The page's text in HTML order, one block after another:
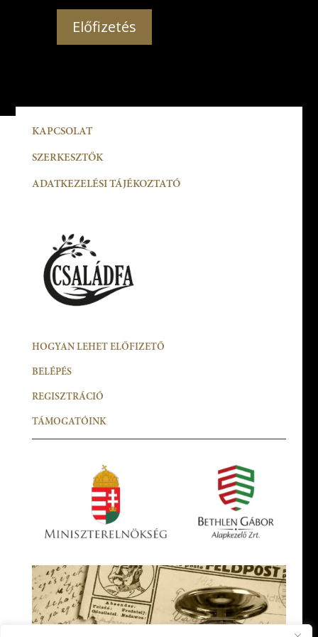
Előfizetés
KAPCSOLAT
SZERKESZTŐK
ADATKEZELÉSI TÁJÉKOZTATÓ
HOGYAN LEHET ELŐFIZETŐ
BELÉPÉS
REGISZTRÁCIÓ
TÁMOGATÓINK